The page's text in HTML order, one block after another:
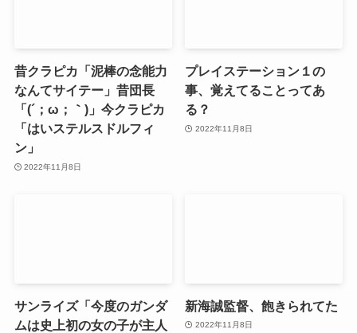
昔クラピカ「泥棒の念能力
なんてサイテー」昔団長
「(´；ω；｀)」今クラピカ
「はいステルスドルフィ
ン」
2022年11月8日
プレイステーション１の
事、覚えてることってあ
る？
2022年11月8日
サンライズ「今度のガンダ
ムは史上初の女の子が主人
新海誠監督、飽きられてた
2022年11月8日